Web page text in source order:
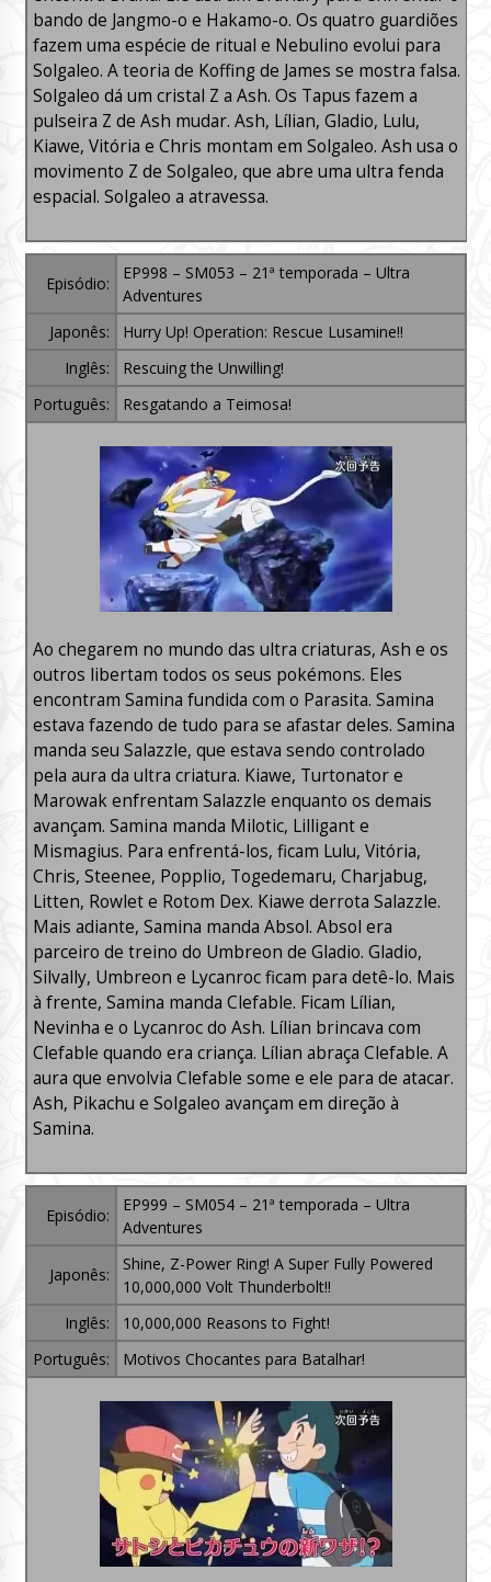
bando de Jangmo-o e Hakamo-o. Os quatro guardiões
fazem uma espécie de ritual e Nebulino evolui para
Solgaleo. A teoria de Koffing de James se mostra falsa.
Solgaleo dá um cristal Z a Ash. Os Tapus fazem a
pulseira Z de Ash mudar. Ash, Lílian, Gladio, Lulu,
Kiawe, Vitória e Chris montam em Solgaleo. Ash usa o
movimento Z de Solgaleo, que abre uma ultra fenda
espacial. Solgaleo a atravessa.
Episódio:
EP998 – SM053 – 21ª temporada – Ultra
Adventures
Japonês:
Hurry Up! Operation: Rescue Lusamine!!
Inglês:
Rescuing the Unwilling!
Português:
Resgatando a Teimosa!
Ao chegarem no mundo das ultra criaturas, Ash e os
outros libertam todos os seus pokémons. Eles
encontram Samina fundida com o Parasita. Samina
estava fazendo de tudo para se afastar deles. Samina
manda seu Salazzle, que estava sendo controlado
pela aura da ultra criatura. Kiawe, Turtonator e
Marowak enfrentam Salazzle enquanto os demais
avançam. Samina manda Milotic, Lilligant e
Mismagius. Para enfrentá-los, ficam Lulu, Vitória,
Chris, Steenee, Popplio, Togedemaru, Charjabug,
Litten, Rowlet e Rotom Dex. Kiawe derrota Salazzle.
Mais adiante, Samina manda Absol. Absol era
parceiro de treino do Umbreon de Gladio. Gladio,
Silvally, Umbreon e Lycanroc ficam para detê-lo. Mais
à frente, Samina manda Clefable. Ficam Lílian,
Nevinha e o Lycanroc do Ash. Lílian brincava com
Clefable quando era criança. Lílian abraça Clefable. A
aura que envolvia Clefable some e ele para de atacar.
Ash, Pikachu e Solgaleo avançam em direção à
Samina.
Episódio:
EP999 – SM054 – 21ª temporada – Ultra
Adventures
Japonês:
Shine, Z-Power Ring! A Super Fully Powered
10,000,000 Volt Thunderbolt!!
Inglês:
10,000,000 Reasons to Fight!
Português:
Motivos Chocantes para Batalhar!